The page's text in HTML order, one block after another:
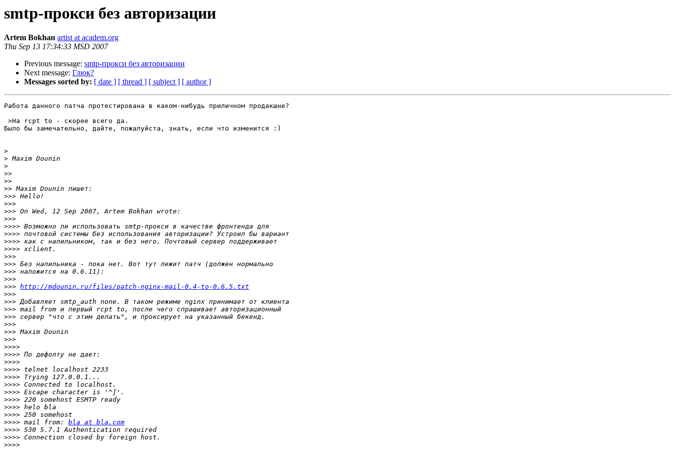
smtp-прокси без авторизации
Artem Bokhan artist at academ.org
Thu Sep 13 17:34:33 MSD 2007
Previous message: smtp-прокси без авторизации
Next message: Глюк?
Messages sorted by: [ date ] [ thread ] [ subject ] [ author ]
Работа данного патча протестирована в каком-нибудь приличном продакшне?
>На rcpt to - скорее всего да.
Было бы замечательно, дайте, пожалуйста, знать, если что изменится :)
>
>
>
>>
>>
>>
>>>
>>>
>>>
>>>
>>>>
>>>>
>>>>
>>>>
>>>
>>>
>>>
>>>
>>> http://mdounin.ru/files/patch-nginx-mail-0.4-to-0.6.5.txt
>>>
>>>
>>>
>>>
>>>
>>>
>>>
>>>>
>>>>
>>>>
>>>>
>>>>
>>>>
>>>>
>>>>
>>>>
>>>>
>>>> mail from: bla at bla.com
>>>>
>>>>
>>>>